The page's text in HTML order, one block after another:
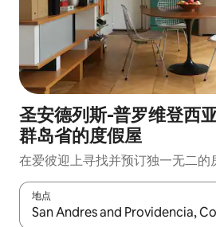
圣安德列斯-普罗维登西
群岛省的度假屋
在爱彼迎上寻找并预订独一无二的
地点
如有搜索结果，请使用上下方向键